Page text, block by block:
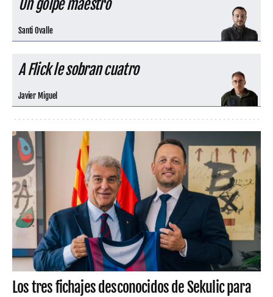
Un golpe maestro
Santi Ovalle
A Flick le sobran cuatro
Javier Miguel
Los tres fichajes desconocidos de Sekulic para